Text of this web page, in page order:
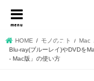
ザイ
menu
HOME モノのコト
Mac
Blu-ray(ブルーレイ)やDVDを
- Mac版」の使い方